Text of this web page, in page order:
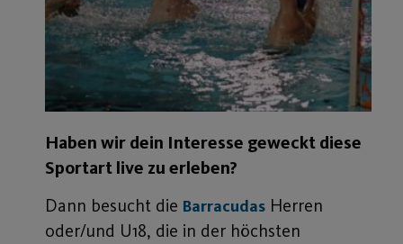
Haben wir dein Interesse geweckt diese
Sportart live zu erleben?
Dann besucht die Barracudas Herren
oder/und U18, die in der höchsten